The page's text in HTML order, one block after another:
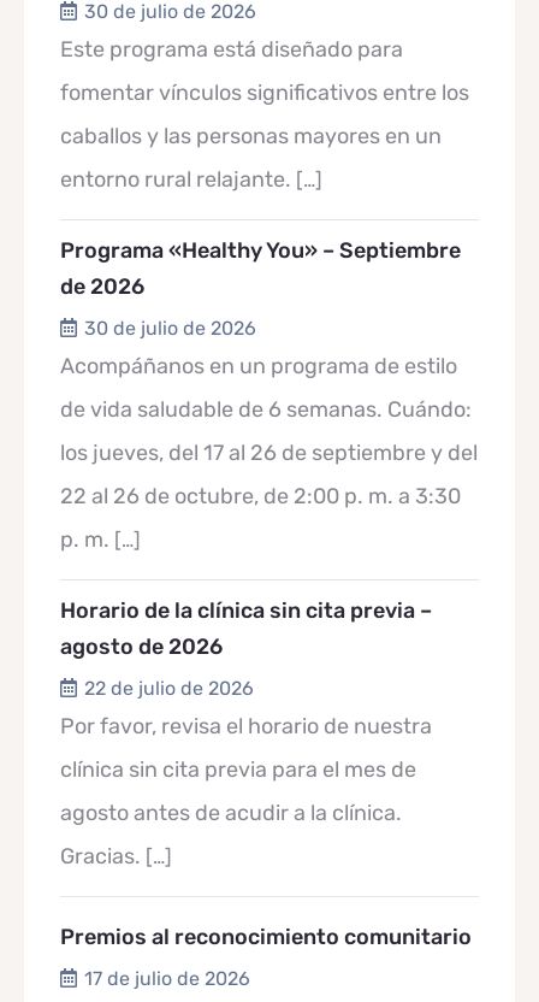
30 de julio de 2026
Este programa está diseñado para
fomentar vínculos significativos entre los
caballos y las personas mayores en un
entorno rural relajante. […]
Programa «Healthy You» – Septiembre
de 2026
30 de julio de 2026
Acompáñanos en un programa de estilo
de vida saludable de 6 semanas. Cuándo:
los jueves, del 17 al 26 de septiembre y del
22 al 26 de octubre, de 2:00 p. m. a 3:30
p. m. […]
Horario de la clínica sin cita previa –
agosto de 2026
22 de julio de 2026
Por favor, revisa el horario de nuestra
clínica sin cita previa para el mes de
agosto antes de acudir a la clínica.
Gracias. […]
Premios al reconocimiento comunitario
17 de julio de 2026